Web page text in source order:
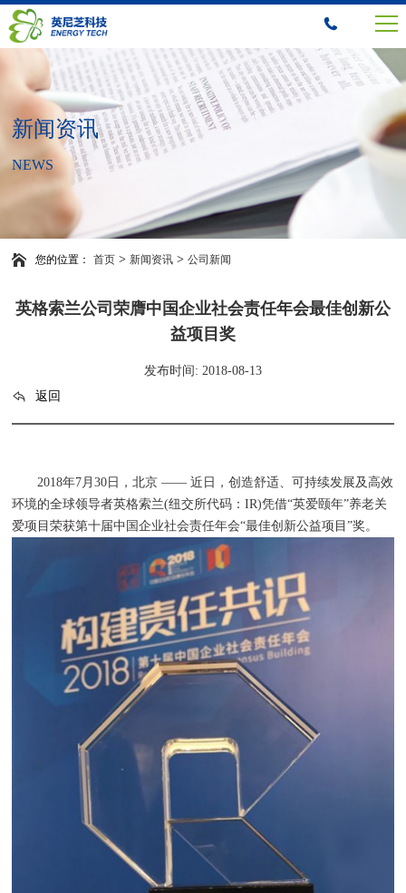
新闻资讯
NEWS
您的位置： 首页 >新闻资讯 >公司新闻
英格索兰公司荣膺中国企业社会责任年会最佳创新公
益项目奖
发布时间: 2018-08-13
返回
2018年7月30日，北京 —— 近日，创造舒适、可持续发展及高效
环境的全球领导者英格索兰(纽交所代码：IR)凭借“英爱颐年”养老关
爱项目荣获第十届中国企业社会责任年会“最佳创新公益项目”奖。